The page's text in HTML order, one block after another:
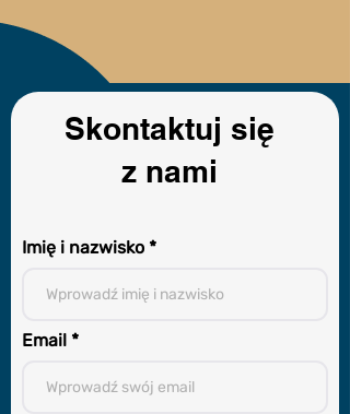
Skontaktuj się
z nami
Imię i nazwisko
Email